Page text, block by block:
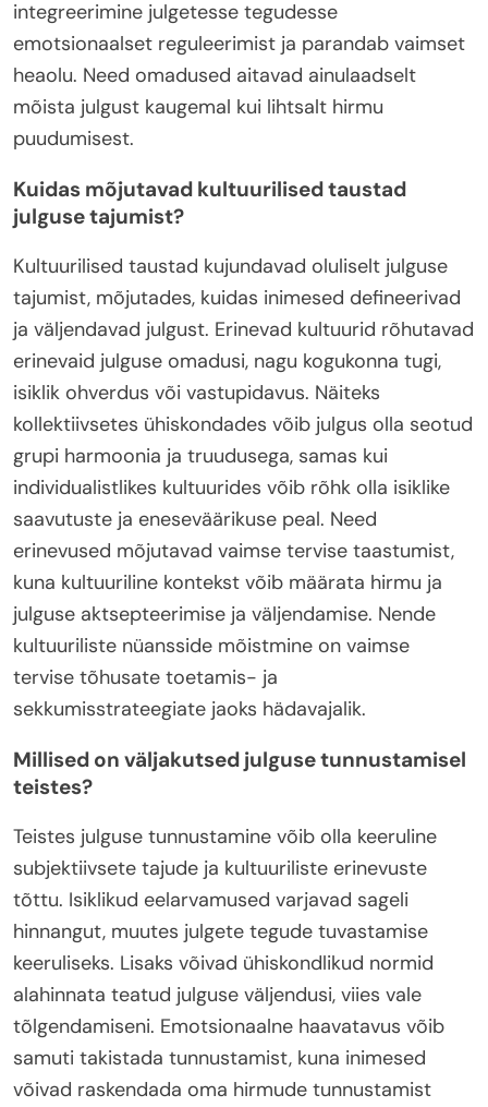
integreerimine julgetesse tegudesse
emotsionaalset reguleerimist ja parandab vaimset
heaolu. Need omadused aitavad ainulaadselt
mõista julgust kaugemal kui lihtsalt hirmu
puudumisest.
Kuidas mõjutavad kultuurilised taustad
julguse tajumist?
Kultuurilised taustad kujundavad oluliselt julguse
tajumist, mõjutades, kuidas inimesed defineerivad
ja väljendavad julgust. Erinevad kultuurid rõhutavad
erinevaid julguse omadusi, nagu kogukonna tugi,
isiklik ohverdus või vastupidavus. Näiteks
kollektiivsetes ühiskondades võib julgus olla seotud
grupi harmoonia ja truudusega, samas kui
individualistlikes kultuurides võib rõhk olla isiklike
saavutuste ja eneseväärikuse peal. Need
erinevused mõjutavad vaimse tervise taastumist,
kuna kultuuriline kontekst võib määrata hirmu ja
julguse aktsepteerimise ja väljendamise. Nende
kultuuriliste nüansside mõistmine on vaimse
tervise tõhusate toetamis- ja
sekkumisstrateegiate jaoks hädavajalik.
Millised on väljakutsed julguse tunnustamisel
teistes?
Teistes julguse tunnustamine võib olla keeruline
subjektiivsete tajude ja kultuuriliste erinevuste
tõttu. Isiklikud eelarvamused varjavad sageli
hinnangut, muutes julgete tegude tuvastamise
keeruliseks. Lisaks võivad ühiskondlikud normid
alahinnata teatud julguse väljendusi, viies vale
tõlgendamiseni. Emotsionaalne haavatavus võib
samuti takistada tunnustamist, kuna inimesed
võivad raskendada oma hirmude tunnustamist